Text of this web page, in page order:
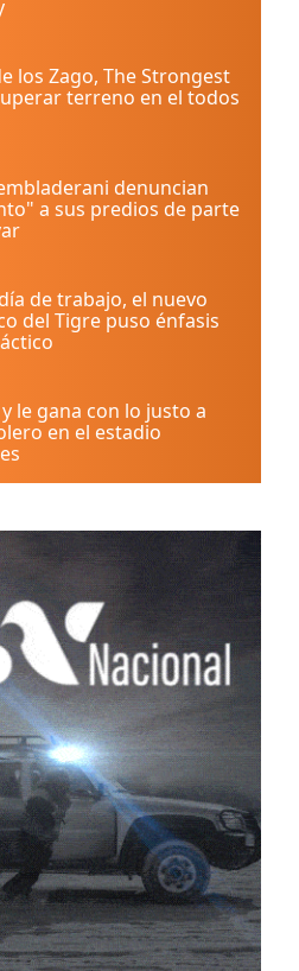
los Zago, The Strongest
terreno en el todos
denuncian
a sus predios de parte
de trabajo, el nuevo
del Tigre puso énfasis
le gana con lo justo a
en el estadio